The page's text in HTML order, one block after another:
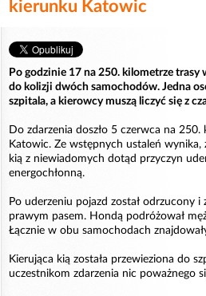
kierunku Katowic
Po godzinie 17 na 250. kilometrze
do kolizji dwóch samochodów. Jedna
szpitala, a kierowcy muszą liczyć się z
Do zdarzenia doszło 5 czerwca na
Katowic. Ze wstępnych ustaleń wynika,
kią z niewiadomych dotąd przyczyn
energochłonną.
Po uderzeniu pojazd został odrzucony i
prawym pasem. Hondą podróżował
Łącznie w obu samochodach
Kierująca kią została przewieziona do
uczestnikom zdarzenia nic poważnego